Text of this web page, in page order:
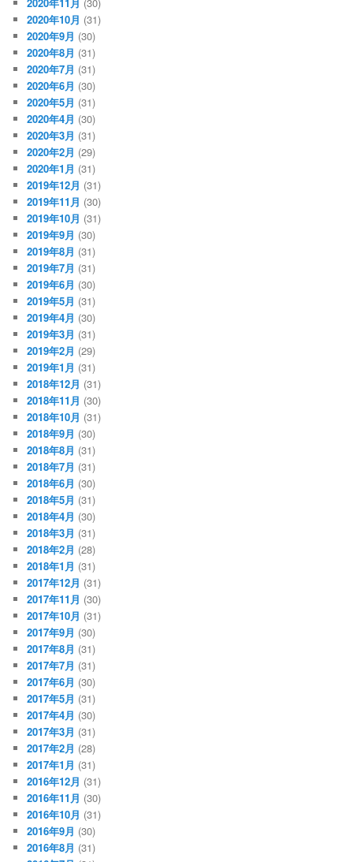
2020年10月 (31)
2020年9月 (30)
2020年8月 (31)
2020年7月 (31)
2020年6月 (30)
2020年5月 (31)
2020年4月 (30)
2020年3月 (31)
2020年2月 (29)
2020年1月 (31)
2019年12月 (31)
2019年11月 (30)
2019年10月 (31)
2019年9月 (30)
2019年8月 (31)
2019年7月 (31)
2019年6月 (30)
2019年5月 (31)
2019年4月 (30)
2019年3月 (31)
2019年2月 (29)
2019年1月 (31)
2018年12月 (31)
2018年11月 (30)
2018年10月 (31)
2018年9月 (30)
2018年8月 (31)
2018年7月 (31)
2018年6月 (30)
2018年5月 (31)
2018年4月 (30)
2018年3月 (31)
2018年2月 (28)
2018年1月 (31)
2017年12月 (31)
2017年11月 (30)
2017年10月 (31)
2017年9月 (30)
2017年8月 (31)
2017年7月 (31)
2017年6月 (30)
2017年5月 (31)
2017年4月 (30)
2017年3月 (31)
2017年2月 (28)
2017年1月 (31)
2016年12月 (31)
2016年11月 (30)
2016年10月 (31)
2016年9月 (30)
2016年8月 (31)